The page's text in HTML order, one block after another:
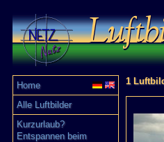
Home
Alle Luftbilder
Kurzurlaub?
Entspannen beim
1